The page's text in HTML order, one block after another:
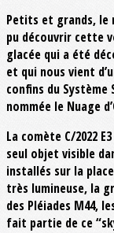
Petits et grands, le
pu découvrir cette
glacée qui a été
et qui nous vient
confins du
nommée le Nuage
La comète C/2022
seul objet visible
installés sur la
très lumineuse, la
des Pléiades M44,
fait partie de ce